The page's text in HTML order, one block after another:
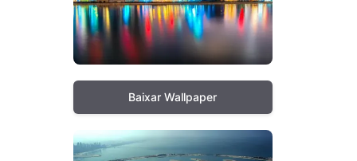
Baixar Wallpaper